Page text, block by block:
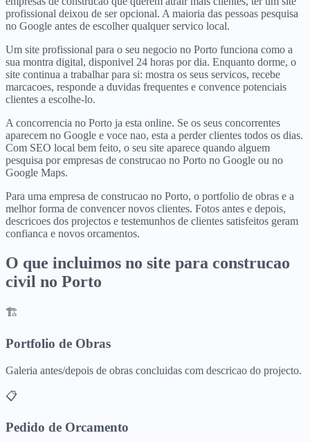
profissional deixou de ser opcional. A maioria das pessoas pesquisa
no Google antes de escolher qualquer servico local.
Um site profissional para o seu negocio no Porto funciona como a
sua montra digital, disponivel 24 horas por dia. Enquanto dorme, o
site continua a trabalhar para si: mostra os seus servicos, recebe
marcacoes, responde a duvidas frequentes e convence potenciais
clientes a escolhe-lo.
A concorrencia no Porto ja esta online. Se os seus concorrentes
aparecem no Google e voce nao, esta a perder clientes todos os dias.
Com SEO local bem feito, o seu site aparece quando alguem
pesquisa por empresas de construcao no Porto no Google ou no
Google Maps.
Para uma empresa de construcao no Porto, o portfolio de obras e a
melhor forma de convencer novos clientes. Fotos antes e depois,
descricoes dos projectos e testemunhos de clientes satisfeitos geram
confianca e novos orcamentos.
O que incluimos no site para construcao
civil no Porto
🏗️
Portfolio de Obras
Galeria antes/depois de obras concluidas com descricao do projecto.
📋
Pedido de Orcamento